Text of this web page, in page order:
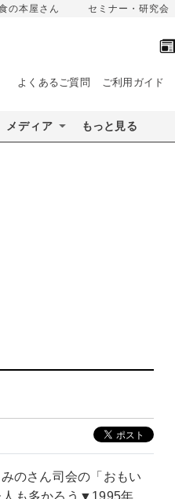
の本屋さん セミナー・研究会
よくあるご質問 ご利用ガイド
メディア もっと見る
のさん司会の「おもい
も多かろう▼1995年、